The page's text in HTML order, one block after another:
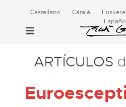
Castellano Català Euskera
ARTÍCULOS